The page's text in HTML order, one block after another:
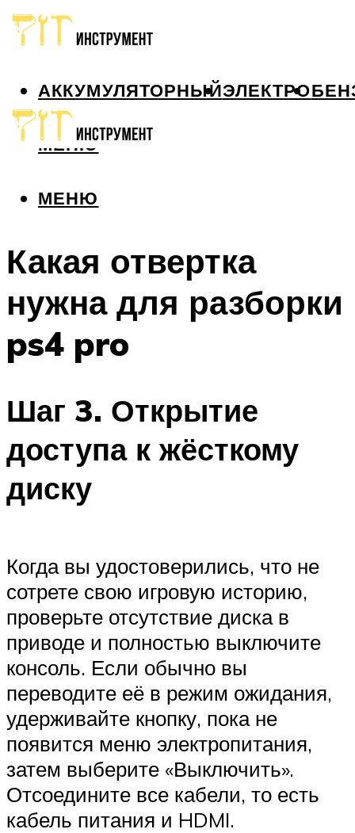
АККУМУЛЯТОРНЫЙЭЛЕКТРО
МЕНЮ
МЕНЮ
Какая отвертка
нужна для разборки
ps4 pro
Шаг 3. Открытие
доступа к жёсткому
диску
Когда вы удостоверились, что не
сотрете свою игровую историю,
проверьте отсутствие диска в
приводе и полностью выключите
консоль. Если обычно вы
переводите её в режим ожидания,
удерживайте кнопку, пока не
появится меню электропитания,
затем выберите «Выключить».
Отсоедините все кабели, то есть
кабель питания и HDMI.